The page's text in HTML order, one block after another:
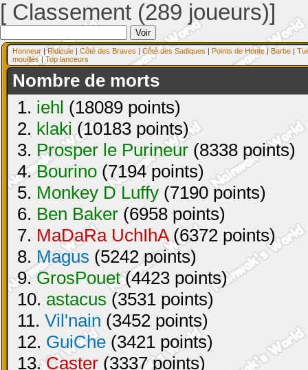
[ Classement (289 joueurs)]
Honneur|Ridicule | Côté des Braves | Côté des Sadiques | Points de Honte| Barbe |
mouillés| Top lanceurs
Nombre de morts
1. iehl (18089 points)
2. klaki(10183 points)
3. Prosper le Purineur (8338 points)
4.Bourino (7194 points)
5. Monkey D Luffy (7190 points)
6. Ben Baker (6958 points)
7. MaDaRa UchIhA(6372 points)
8. Magus (5242 points)
9.GrosPouet(4423 points)
10. astacus (3531 points)
11. Vil'nain (3452 points)
12. GuiChe (3421 points)
13.Caster (3337 points)